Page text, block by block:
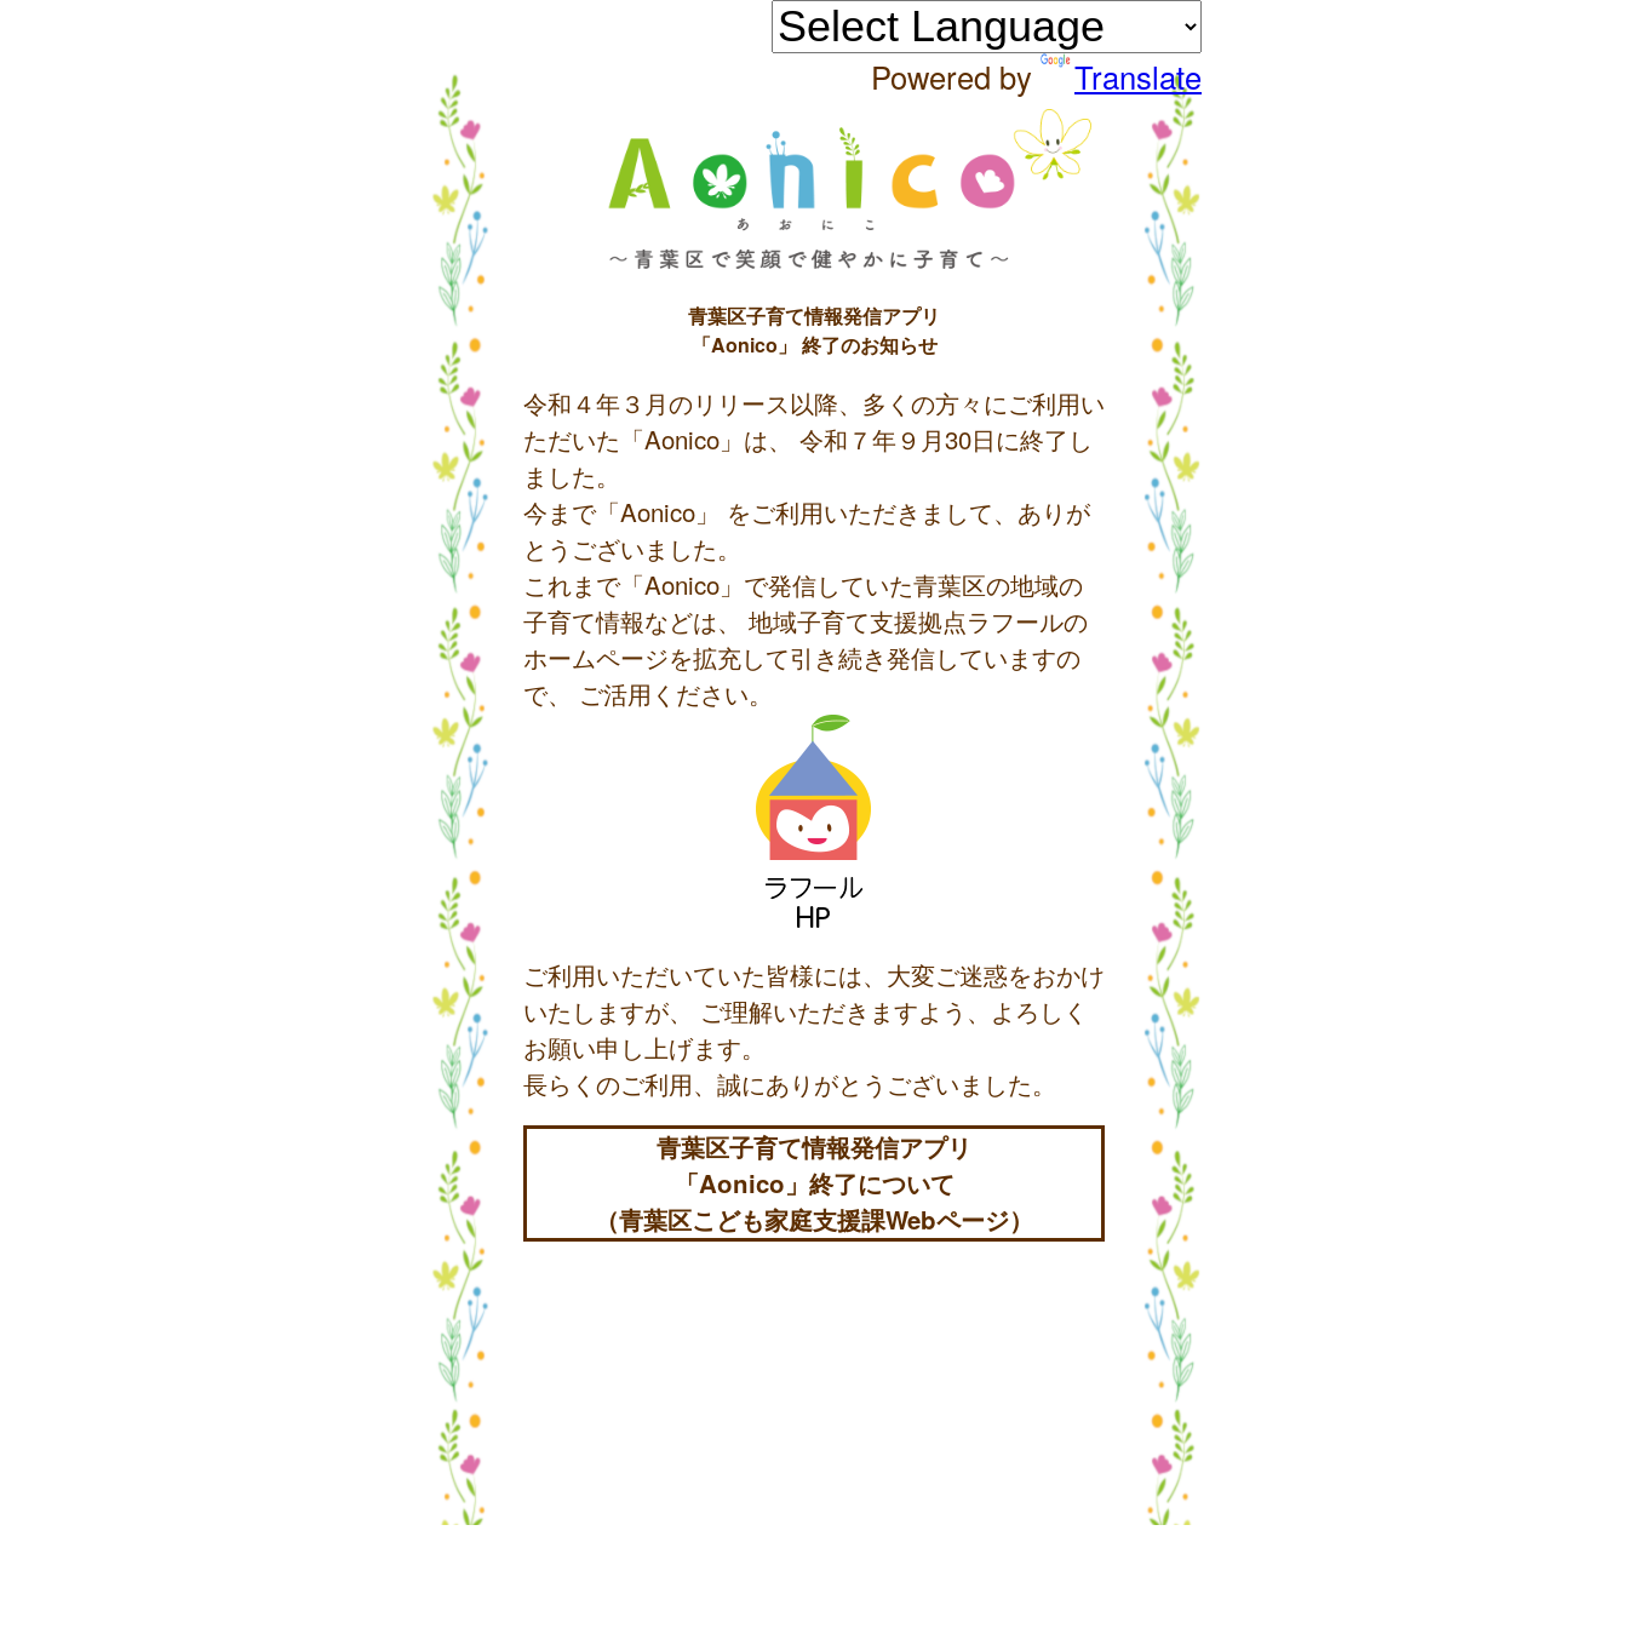
Powered by Translate
青葉区子育て情報発信アプリ
「Aonico」 終了のお知らせ
令和４年３月のリリース以降、多くの方々にご利用い
ただいた「Aonico」は、 令和７年９月30日に終了し
ました。
今まで「Aonico」 をご利用いただきまして、ありが
とうございました。
これまで「Aonico」で発信していた青葉区の地域の
子育て情報などは、 地域子育て支援拠点ラフールの
ホームページを拡充して引き続き発信していますの
で、 ご活用ください。
ご利用いただいていた皆様には、大変ご迷惑をおかけ
いたしますが、 ご理解いただきますよう、よろしく
お願い申し上げます。
長らくのご利用、誠にありがとうございました。
青葉区子育て情報発信アプリ
「Aonico」終了について
（青葉区こども家庭支援課Webページ）